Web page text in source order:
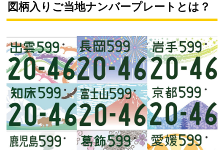
図柄入りご当地ナンバープレートとは？